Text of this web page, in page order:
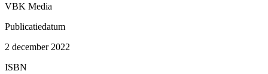
VBK Media
Publicatiedatum
2 december 2022
ISBN